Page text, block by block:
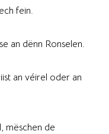
fein.
an dënn Ronselen.
an véirel oder an
mëschen de